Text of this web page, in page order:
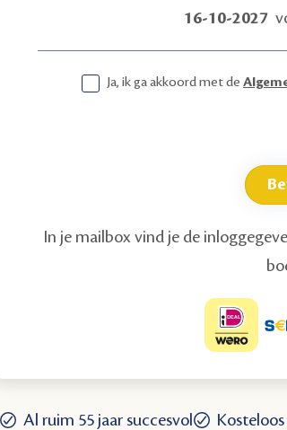
16-10-2027
Ja, ik ga akkoord met de
In je mailbox vind je de
Al ruim 55 jaar succesvol